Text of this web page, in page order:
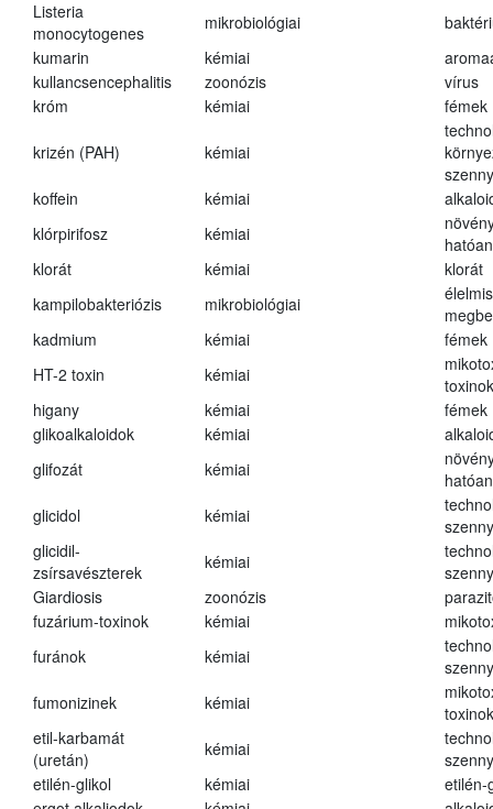
Listeria
monocytogenes
mikrobiológiai
kumarin
kémiai
kullancsencephalitis
zoonózis
vírus
króm
kémiai fémek
krizén (PAH) kémiai
koffein
kémiai
klórpirifosz
kémiai
klorát
kémiai
klorát
kampilobakteriózis
mikrobiológiai
kadmium
kémiai
fémek
HT-2 toxin
kémiai
toxinok
higany
kémiai
fémek
glikoalkaloidok
kémiai
glifozát
kémiai
glicidol
kémiai
glicidil-
zsírsavészterek
kémiai
Giardiosis
zoonózis
fuzárium-toxinok
kémiai
furánok
kémiai
fumonizinek
kémiai
toxinok
etil-karbamát
(uretán)
kémiai
etilén-glikol
kémiai
etilén-